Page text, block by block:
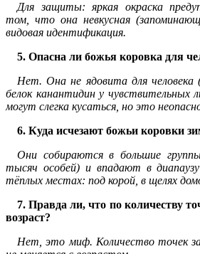
Для защиты: яркая окраска
том, что она невкусная
видовая идентификация.
5. Опасна ли божья коровка для
Нет. Она не ядовита для человека
белок канантидин у чувствительных
могут слегка кусаться, но это
6. Куда исчезают божьи коровки
Они собираются в большие
тысяч особей) и впадают в
тёплых местах: под корой, в щелях
7. Правда ли, что по количеству
возраст?
Нет, это миф. Количество точек